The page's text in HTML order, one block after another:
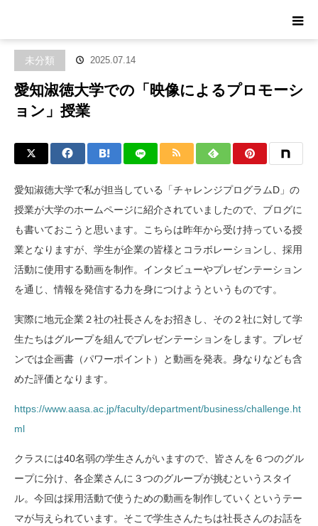
愛知淑徳大学での「映像によるプロモーシ
未分類 2025.07.14
愛知淑徳大学での「映像によるプロモーシ
ョン」授業
愛知淑徳大学で私が担当している「チャレンジプログラムD」の
授業が大学のホームページに紹介されていましたので、ブログに
も書いておこうと思います。こちらは昨年から受け持っている授
業となりますが、学生が企業の皆様とコラボレーションし、採用
活動に使用する動画を制作。インタビューやプレゼンテーション
を通じ、情報を発信する力を身につけようというものです。
実際に地元企業２社の社長さんをお招きし、その２社に対して学
生たちはグループを組んでプレゼンテーションをします。プレゼ
ンでは企画書（パワーポイント）と動画を発表。身なりなども含
めた評価となります。
https://www.aasa.ac.jp/faculty/department/business/challenge.ht
ml
クラスには40名弱の学生さんがいますので、皆さんを６つのグル
ープに分け、各企業さんに３つのグループが挑むというスタイ
ル。今回は採用活動で使うための動画を制作していくというテー
マが与えられています。そこで学生さんたちは社長さんのお話を